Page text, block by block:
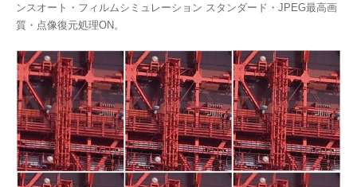
ンスオート・フィルムシミュレーション スタンダード・JPEG最高画
質・点像復元処理ON。